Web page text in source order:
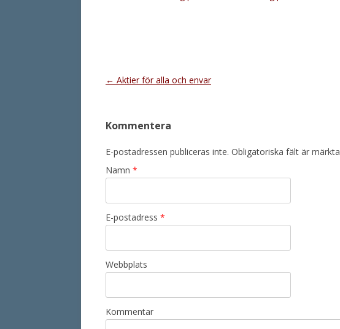
Inläggsnavigering
← Aktier för alla och envar
Kommentera
E-postadressen publiceras inte. Obligatoriska fält är märkta
Namn *
E-postadress *
Webbplats
Kommentar